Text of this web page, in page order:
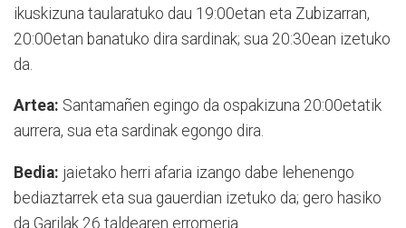
ikuskizuna taularatuko dau 19:00etan eta Zubizarran,
20:00etan banatuko dira sardinak; sua 20:30ean izetuko
da.
Artea: Santamañen egingo da ospakizuna 20:00etatik
aurrera, sua eta sardinak egongo dira.
Bedia: jaietako herri afaria izango dabe lehenengo
bediaztarrek eta sua gauerdian izetuko da; gero hasiko
da Garilak 26 taldearen erromeria.